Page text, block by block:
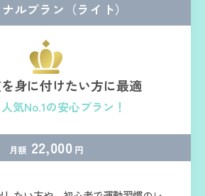
ルプラン（ライト）
身に付けたい方に最適
気No.1の安心プラン！
月額 22,000 円